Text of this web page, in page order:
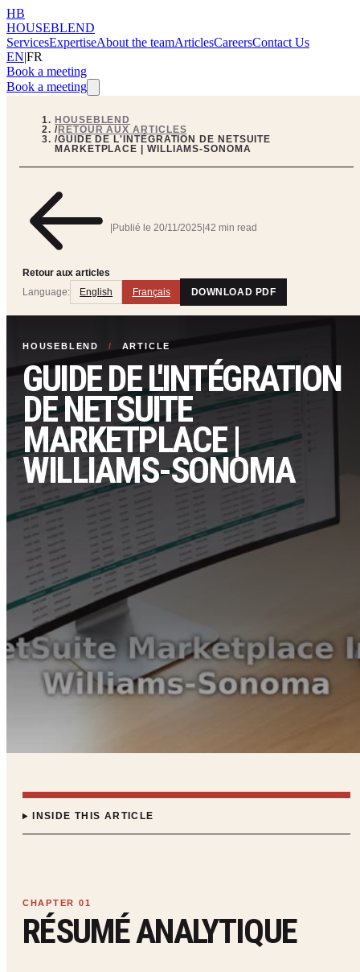
HB
HOUSEBLEND
ServicesExpertiseAbout the teamArticlesCareersContact Us
EN|FR
Book a meeting
Book a meeting
HOUSEBLEND
/RETOUR AUX ARTICLES
/GUIDE DE L'INTÉGRATION DE NETSUITE
MARKETPLACE | WILLIAMS-SONOMA
Retour aux articles
Publié le 20/11/2025 42 min read
Language: English Français DOWNLOAD PDF
HOUSEBLEND / ARTICLE
GUIDE DE L'INTÉGRATION
DE NETSUITE
MARKETPLACE |
WILLIAMS-SONOMA
INSIDE THIS ARTICLE
RÉSUMÉ ANALYTIQUE